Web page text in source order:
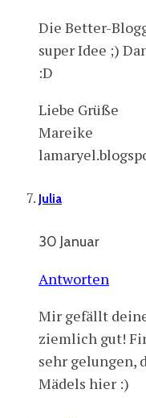
Die Better-
super Idee ;)
:D
Liebe Grüße
Mareike
Julia
30 Januar
Antworten
Mir gefällt
ziemlich gut!
sehr gelungen,
Mädels hier :)